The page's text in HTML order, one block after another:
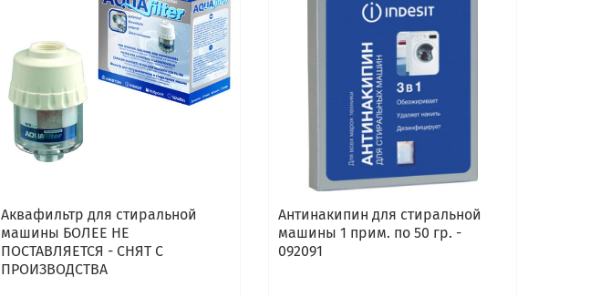
Аквафильтр для стиральной
машины БОЛЕЕ НЕ
ПОСТАВЛЯЕТСЯ - СНЯТ С
ПРОИЗВОДСТВА
Антинакипин для стиральной
машины 1 прим. по 50 гр. -
092091